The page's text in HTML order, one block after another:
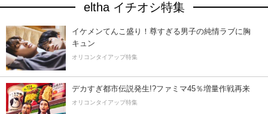
eltha イチオシ特集
イケメンてんこ盛り！尊すぎる男子の純情ラブに胸
キュン
オリコンタイアップ特集
デカすぎ都市伝説発生!?ファミマ45％増量作戦再来
オリコンタイアップ特集